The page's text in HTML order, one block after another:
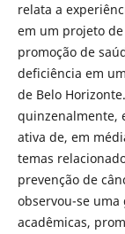
relata a
em um projeto
promoção de
deficiência em
de Belo
quinzenalmente,
ativa de, em
temas
prevenção de
observou-se uma
acadêmicas,